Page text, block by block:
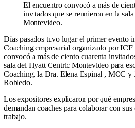
El encuentro convocó a más de
invitados que se reunieron en la
Montevideo.
Días pasados tuvo lugar el primer evento
Coaching empresarial organizado por
convocó a más de ciento cuarenta
sala del Hyatt Centric Montevideo para
Coaching, la Dra. Elena Espinal , MCC y
Robledo.
Los expositores explicaron por qué
demandan coaches para colaborar con
trabajo.